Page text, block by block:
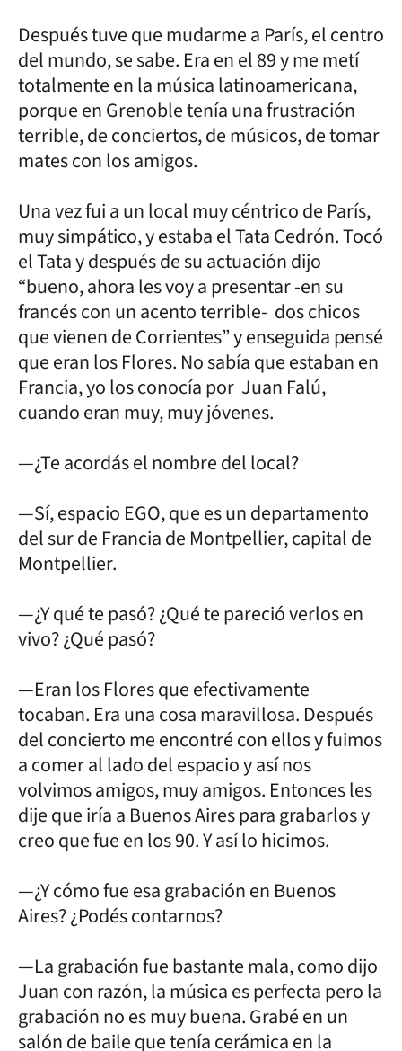
Después tuve que mudarme a París, el centro
del mundo, se sabe. Era en el 89 y me metí
totalmente en la música latinoamericana,
porque en Grenoble tenía una frustración
terrible, de conciertos, de músicos, de tomar
mates con los amigos.
Una vez fui a un local muy céntrico de París,
muy simpático, y estaba el Tata Cedrón. Tocó
el Tata y después de su actuación dijo
“bueno, ahora les voy a presentar -en su
francés con un acento terrible- dos chicos
que vienen de Corrientes” y enseguida pensé
que eran los Flores. No sabía que estaban en
Francia, yo los conocía por Juan Falú,
cuando eran muy, muy jóvenes.
—¿Te acordás el nombre del local?
—Sí, espacio EGO, que es un departamento
del sur de Francia de Montpellier, capital de
Montpellier.
—¿Y qué te pasó? ¿Qué te pareció verlos en
vivo? ¿Qué pasó?
—Eran los Flores que efectivamente
tocaban. Era una cosa maravillosa. Después
del concierto me encontré con ellos y fuimos
a comer al lado del espacio y así nos
volvimos amigos, muy amigos. Entonces les
dije que iría a Buenos Aires para grabarlos y
creo que fue en los 90. Y así lo hicimos.
—¿Y cómo fue esa grabación en Buenos
Aires? ¿Podés contarnos?
—La grabación fue bastante mala, como dijo
Juan con razón, la música es perfecta pero la
grabación no es muy buena. Grabé en un
salón de baile que tenía cerámica en la